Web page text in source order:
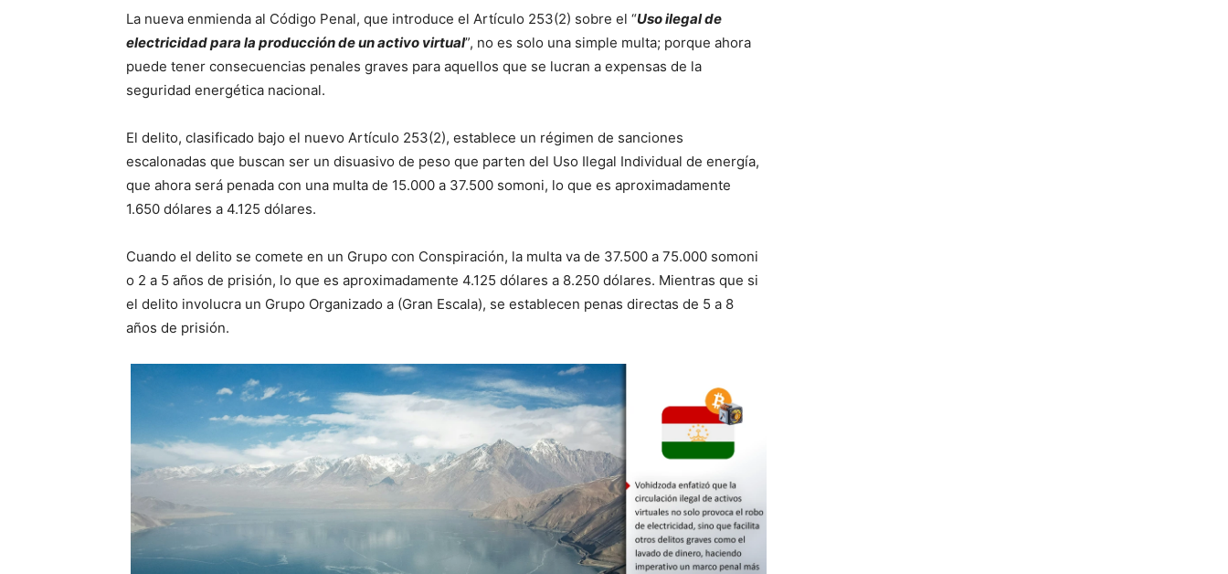
La nueva enmienda al Código Penal, que introduce el Artículo 253(2) sobre el “Uso ilegal de
electricidad para la producción de un activo virtual”, no es solo una simple multa; porque ahora
puede tener consecuencias penales graves para aquellos que se lucran a expensas de la
seguridad energética nacional.
El delito, clasificado bajo el nuevo Artículo 253(2), establece un régimen de sanciones
escalonadas que buscan ser un disuasivo de peso que parten del Uso Ilegal Individual de energía,
que ahora será penada con una multa de 15.000 a 37.500 somoni, lo que es aproximadamente
1.650 dólares a 4.125 dólares.
Cuando el delito se comete en un Grupo con Conspiración, la multa va de 37.500 a 75.000 somoni
o 2 a 5 años de prisión, lo que es aproximadamente 4.125 dólares a 8.250 dólares. Mientras que si
el delito involucra un Grupo Organizado a (Gran Escala), se establecen penas directas de 5 a 8
años de prisión.